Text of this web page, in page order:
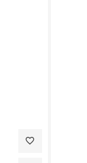
favorite_border